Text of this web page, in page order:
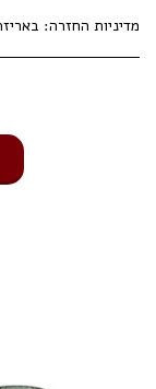
מדיניות החזרה: באריזה